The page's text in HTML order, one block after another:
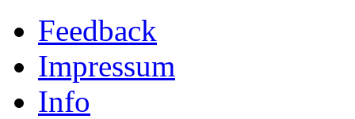
Feedback
Impressum
Info